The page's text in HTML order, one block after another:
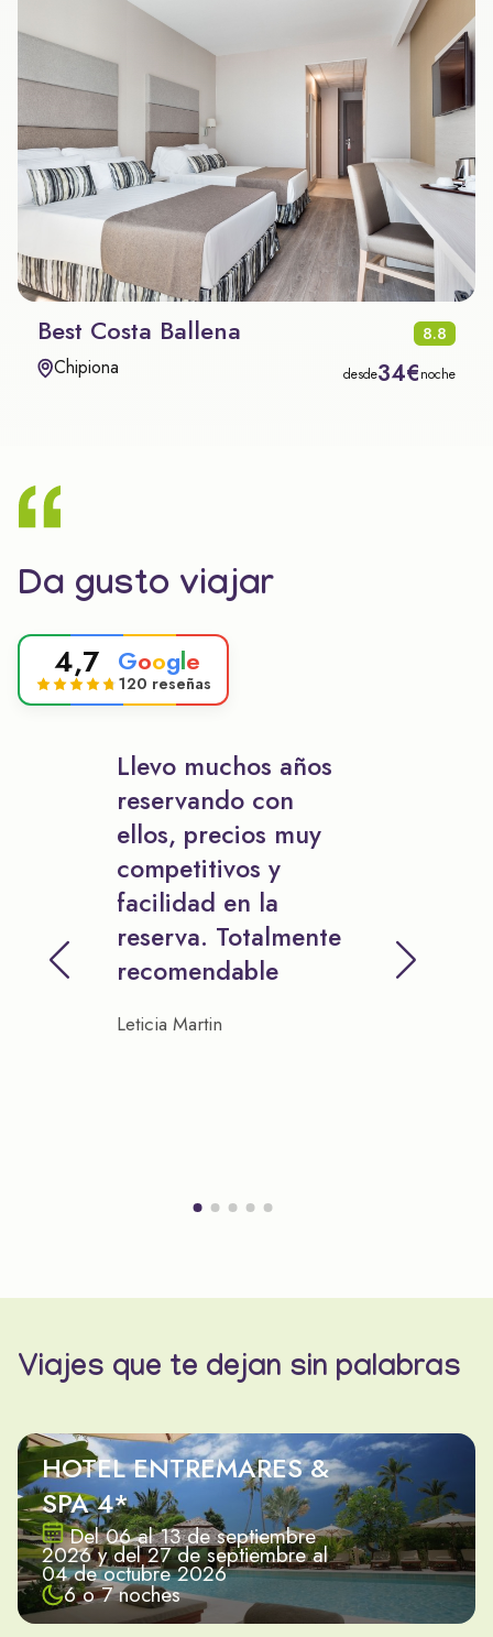
Best Costa Ballena 8.8
Chipiona desde34€noche
Da gusto viajar
4,7 Google
120 reseñas
Llevo muchos años
reservando con
ellos, precios muy
competitivos y
facilidad en la
reserva. Totalmente
recomendable
Leticia Martin
Viajes que te dejan sin palabras
HOTEL ENTREMARES &
SPA 4*
Del 06 al 13 de septiembre
2026 y del 27 de septiembre al
04 de octubre 2026
6 o 7 noches